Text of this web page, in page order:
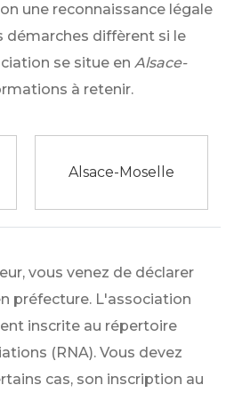
une reconnaissance légale
démarches diffèrent si le
se situe en Alsace-
à retenir.
Alsace-Moselle
vous venez de déclarer
préfecture. L'association
inscrite au répertoire
(RNA). Vous devez
cas, son inscription au